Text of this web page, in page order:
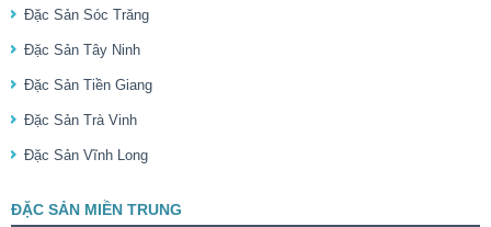
Đặc Sản Sóc Trăng
Đặc Sản Tây Ninh
Đặc Sản Tiền Giang
Đặc Sản Trà Vinh
Đặc Sản Vĩnh Long
ĐẶC SẢN MIỀN TRUNG